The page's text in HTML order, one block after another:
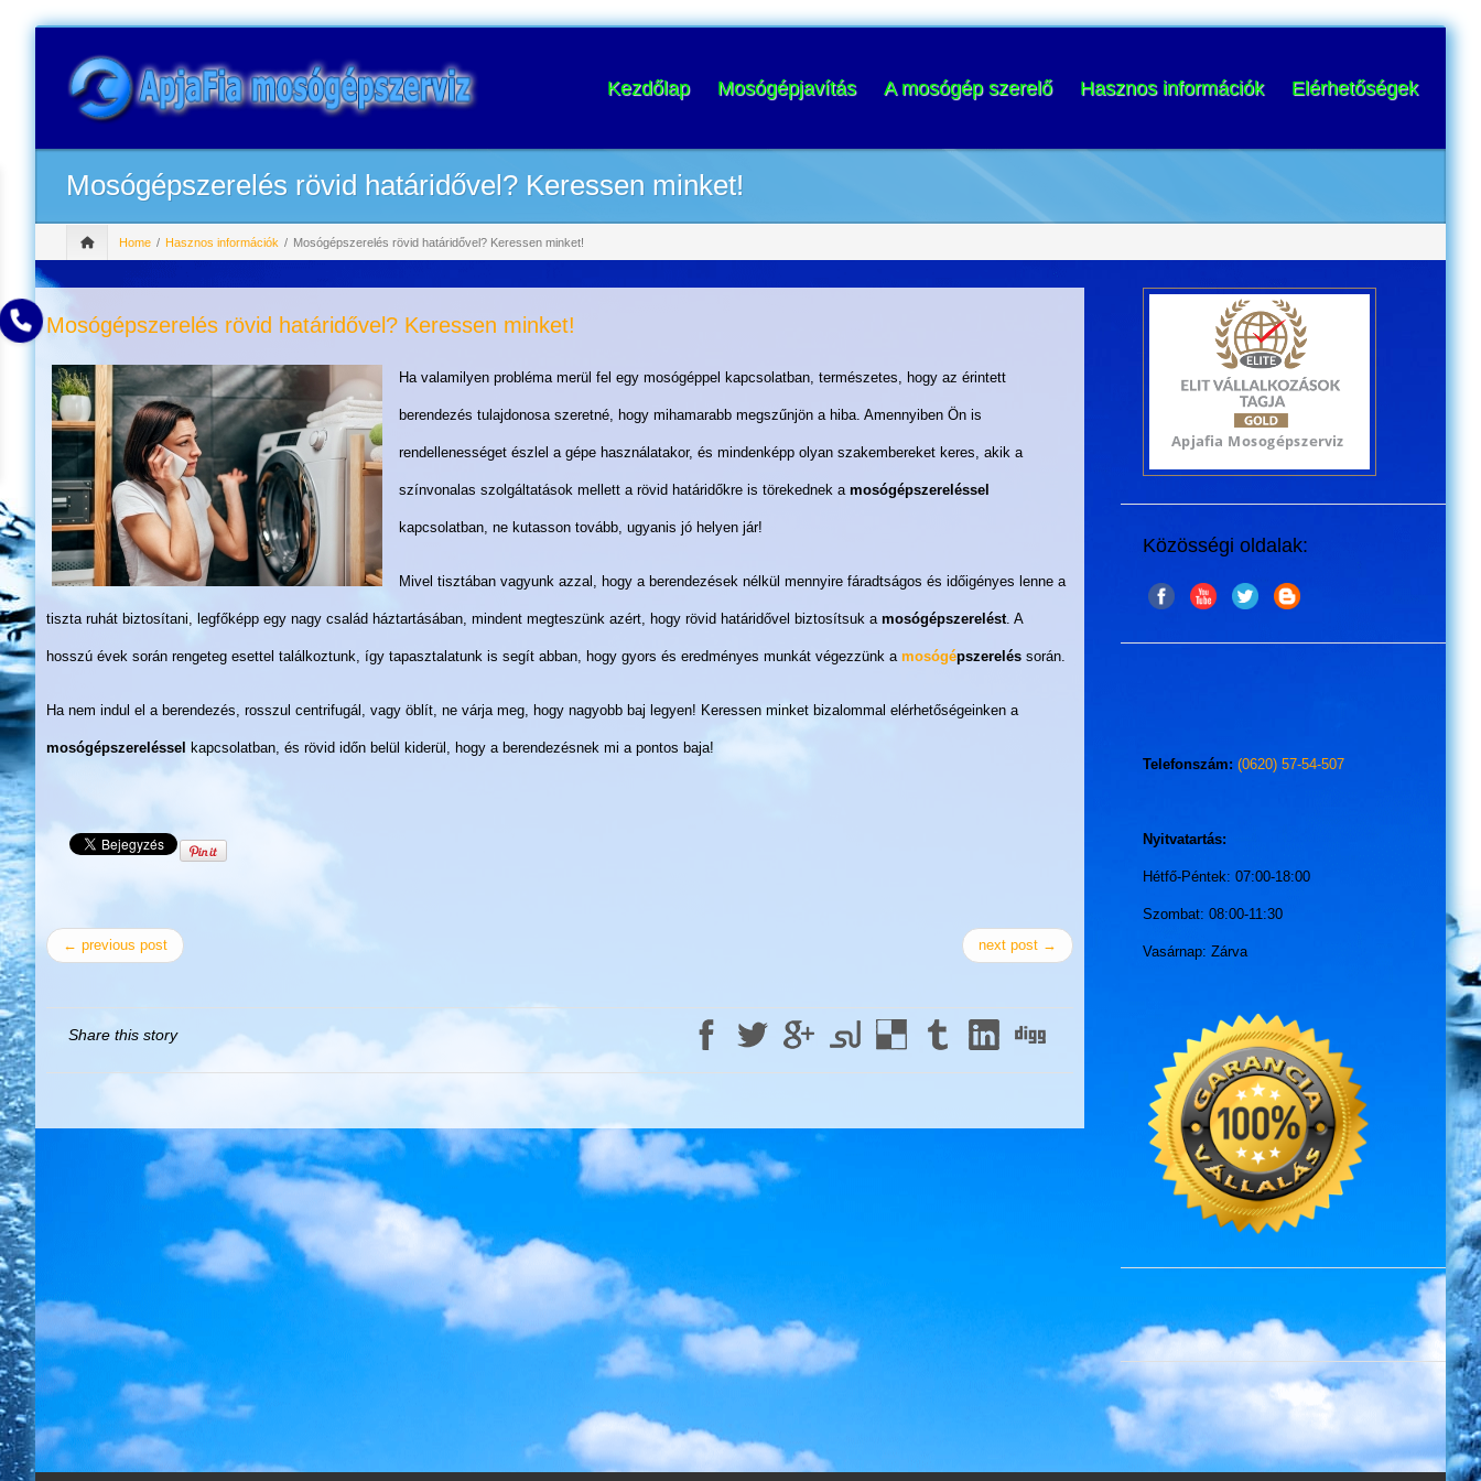
Kezdőlap Mosógépjavítás A mosógép szerelő Hasznos információk Elérhetőségek
Mosógépszerelés rövid határidővel? Keressen minket!
Home Hasznos információk Mosógépszerelés rövid határidővel? Keressen minket!
Mosógépszerelés rövid határidővel? Keressen minket!
Ha valamilyen probléma merül fel egy mosógéppel kapcsolatban, természetes, hogy az érintett
berendezés tulajdonosa szeretné, hogy mihamarabb megszűnjön a hiba. Amennyiben Ön is
rendellenességet észlel a gépe használatakor, és mindenképp olyan szakembereket keres, akik a
színvonalas szolgáltatások mellett a rövid határidőkre is törekednek a mosógépszereléssel
kapcsolatban, ne kutasson tovább, ugyanis jó helyen jár!
Mivel tisztában vagyunk azzal, hogy a berendezések nélkül mennyire fáradtságos és időigényes lenne a
tiszta ruhát biztosítani, legfőképp egy nagy család háztartásában, mindent megteszünk azért, hogy rövid határidővel biztosítsuk a mosógépszerelést . A
hosszú évek során rengeteg esettel találkoztunk, így tapasztalatunk is segít abban, hogy gyors és eredményes munkát végezzünk a mosógépszerelés során.
Ha nem indul el a berendezés, rosszul centrifugál, vagy öblít, ne várja meg, hogy nagyobb baj legyen! Keressen minket bizalommal elérhetőségeinken a
mosógépszereléssel kapcsolatban, és rövid időn belül kiderül, hogy a berendezésnek mi a pontos baja!
← previous post next post →
Share this story
Közösségi oldalak:
Telefonszám: (0620) 57-54-507
Nyitvatartás:
Hétfő-Péntek: 07:00-18:00
Szombat: 08:00-11:30
Vasárnap: Zárva